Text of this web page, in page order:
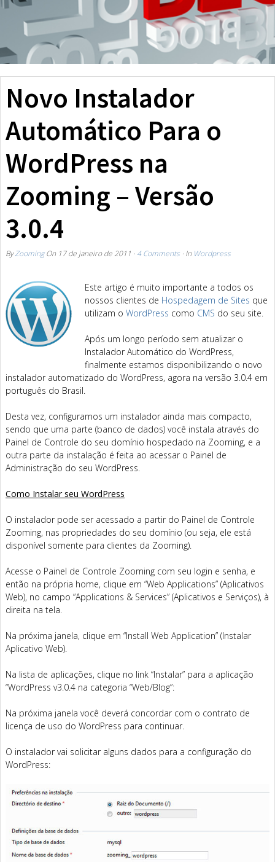
Novo Instalador
Automático Para o
WordPress na
Zooming – Versão
3.0.4
ByZoomingOn 17 de janeiro de 2011 · 4 Comments · In Wordpress
Este artigo é muito importante a todos os
nossos clientes de Hospedagem de Sites que
utilizam o WordPress como CMS do seu site.
Após um longo período sem atualizar o
Instalador Automático do WordPress,
finalmente estamos disponibilizando o novo
instalador automatizado do WordPress, agora na versão 3.0.4 em
português do Brasil.
Desta vez, configuramos um instalador ainda mais compacto,
sendo que uma parte (banco de dados) você instala através do
Painel de Controle do seu domínio hospedado na Zooming, e a
outra parte da instalação é feita ao acessar o Painel de
Administração do seu WordPress.
Como Instalar seu WordPress
O instalador pode ser acessado a partir do Painel de Controle
Zooming, nas propriedades do seu domínio (ou seja, ele está
disponível somente para clientes da Zooming).
Acesse o Painel de Controle Zooming com seu login e senha, e
então na própria home, clique em “Web Applications” (Aplicativos
Web), no campo “Applications & Services” (Aplicativos e Serviços), à
direita na tela.
Na próxima janela, clique em “Install Web Application” (Instalar
Aplicativo Web).
Na lista de aplicações, clique no link “Instalar” para a aplicação
“WordPress v3.0.4 na categoria “Web/Blog”:
Na próxima janela você deverá concordar com o contrato de
licença de uso do WordPress para continuar.
O instalador vai solicitar alguns dados para a configuração do
WordPress: